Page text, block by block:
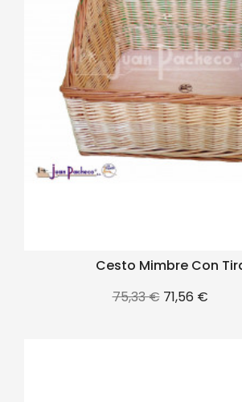
Cesto Mimbre Con
Precio
75,33 € Precio
71,56 €